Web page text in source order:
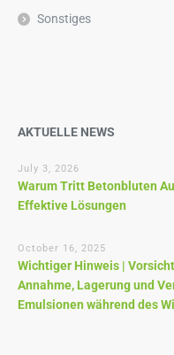
Sonstiges
AKTUELLE NEWS
July 3, 2026
Warum Tritt Betonbluten
Effektive Lösungen
October 16, 2025
Wichtiger Hinweis |
Annahme, Lagerung und
Emulsionen während des